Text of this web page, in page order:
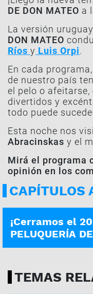
DE DON MATEO a
La versión
DON MATEO
Ríos y Luis Orpi.
En cada
de nuestro país
el pelo o
divertidos y
todo puede
Esta noche nos
Abracinskas y el
Mirá el programa
opinión en los
CAPÍTULOS
PROGRAMA COMPLETO
¡Cerramos el
PELUQUERÍA
TEMAS